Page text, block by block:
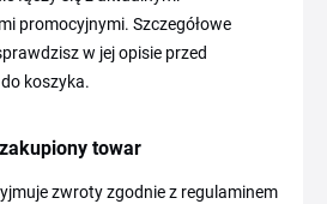
promocyjnymi. Szczegółowe
w jej opisie przed
koszyka.
towar
zwroty zgodnie z regulaminem